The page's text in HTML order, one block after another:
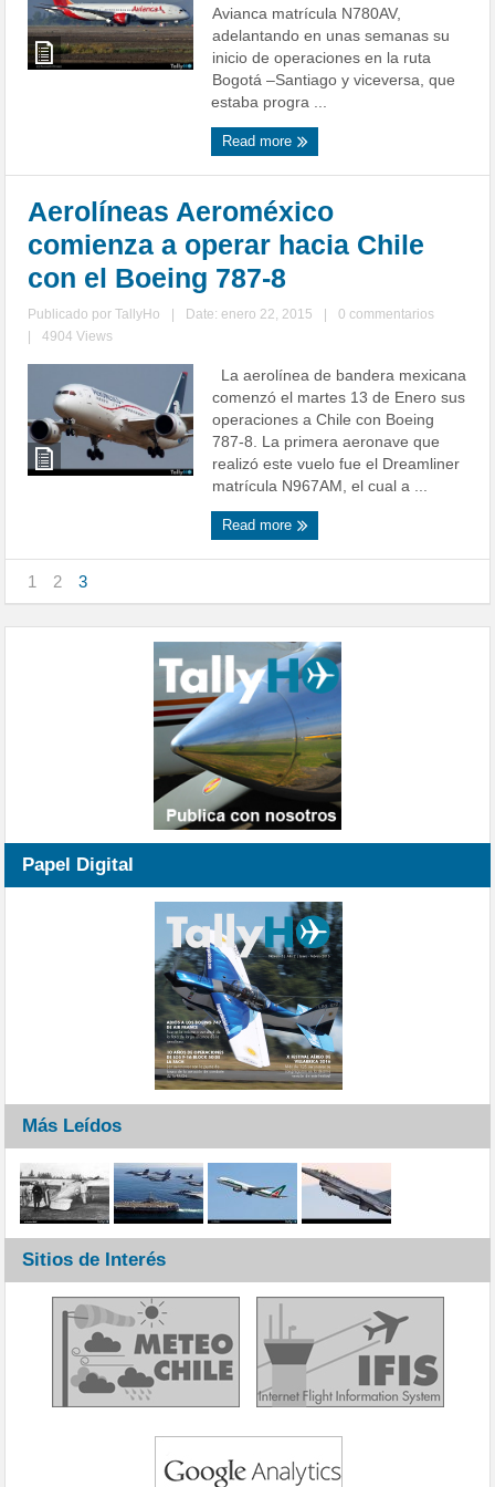
Avianca matrícula N780AV,
adelantando en unas semanas su
inicio de operaciones en la ruta
Bogotá –Santiago y viceversa, que
estaba progra ...
Read more
Aerolíneas Aeroméxico
comienza a operar hacia Chile
con el Boeing 787-8
Publicado porTallyHo Date: enero 22, 2015
0 commentarios
4904 Views
La aerolínea de bandera mexicana
comenzó el martes 13 de Enero sus
operaciones a Chile con Boeing
787-8. La primera aeronave que
realizó este vuelo fue el Dreamliner
matrícula N967AM, el cual a ...
Read more
1 2 3
Papel Digital
Más Leídos
Sitios de Interés